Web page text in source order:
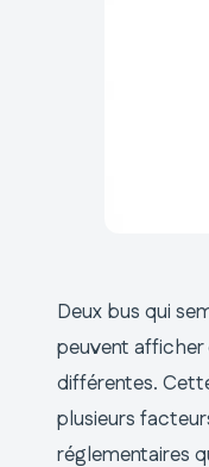
Deux bus qui
peuvent
différentes.
plusieurs
réglementaires